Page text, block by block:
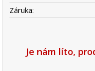
Záruka:
Je nám líto,